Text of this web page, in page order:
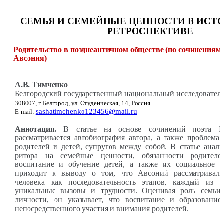
СЕМЬЯ И СЕМЕЙНЫЕ ЦЕННОСТИ В
РЕТРОСПЕКТИВЕ
Родительство в позднеантичном обществе (по
Авсония)
А.В. Тимченко
Белгородский государственный национальный
308007, г. Белгород, ул. Студенческая, 14, Россия
E-mail: sashatimchenko123456@mail.ru
Аннотация.В статье на основе сочинений поэта
рассматривается автобиография автора, а также
родителей и детей, супругов между собой. В статье
ритора на семейные ценности, обязанности
воспитание и обучение детей, а также их социальное
приходит к выводу о том, что Авсоний
человека как последовательность этапов, каждый из
уникальные вызовы и трудности. Оценивая роль
личности, он указывает, что воспитание и
непосредственного участия и внимания родителей.